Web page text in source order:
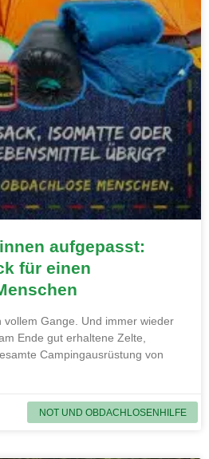
NOT UND OBDACHLOSENHILFE
aufgepasst:
für einen
vollem Gange. Und immer wieder
Ende gut erhaltene Zelte,
Campingausrüstung von